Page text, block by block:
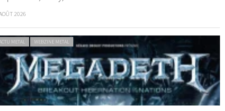
2026
METAL WEBZINE METAL